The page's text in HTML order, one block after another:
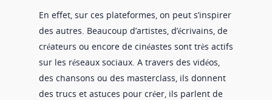
En effet, sur ces plateformes, on peut s’inspirer
des autres. Beaucoup d’artistes, d’écrivains, de
créateurs ou encore de cinéastes sont très actifs
sur les réseaux sociaux. A travers des vidéos,
des chansons ou des masterclass, ils donnent
des trucs et astuces pour créer, ils parlent de